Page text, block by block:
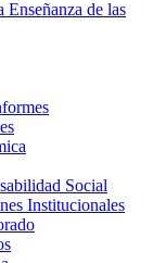
de las
Social
Institucionales